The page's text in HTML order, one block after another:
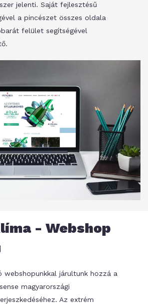
jelenti. Saját fejlesztésű
a pincészet összes oldala
felület segítségével
- Webshop
járultunk hozzá a
magyarországi
Az extrém